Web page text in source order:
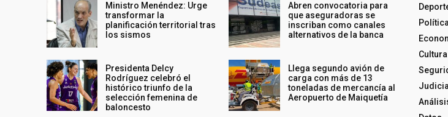
Ministro Menéndez: Urge
transformar la
planificación territorial tras
los sismos
Presidenta Delcy
Rodríguez celebró el
histórico triunfo de la
selección femenina de
baloncesto
Abren convocatoria para
que aseguradoras se
inscriban como canales
alternativos de la banca
Llega segundo avión de
carga con más de 13
toneladas de mercancía al
Aeropuerto de Maiquetía
Política
Cultura